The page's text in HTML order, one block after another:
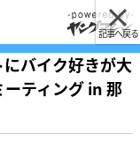
記事へ戻る
バイク好きが大
ティング in 那